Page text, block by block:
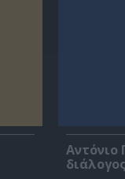
Αντόνιο
διάλογος